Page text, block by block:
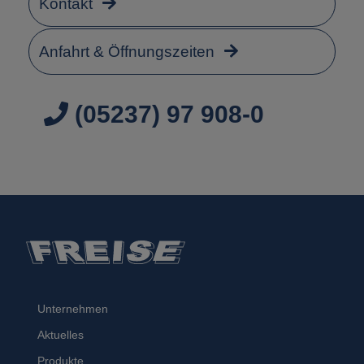
Kontakt
Anfahrt & Öffnungszeiten
(05237) 97 908-0
Unternehmen
Aktuelles
Produkte